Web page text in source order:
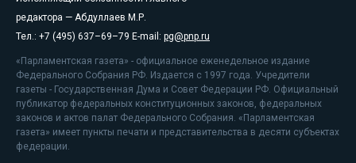
редактора — Абдуллаев М.Р.
Тел.: +7 (495) 637–69–79 E-mail: pg@pnp.ru
«Парламентская газета» - официальное еженедельное издание
Федерального Собрания РФ. Издается с 1997 года. Учредители
газеты - Государственная Дума и Совет Федерации РФ. Официальный
публикатор федеральных конституционных законов, федеральных
законов и актов палат Федерального Собрания. «Парламентская
газета» имеет пункты печати и представительства в десяти субъектах
федерации.